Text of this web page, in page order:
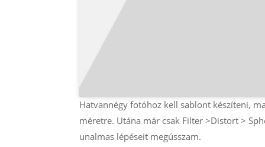
Hatvannégy fotóhoz kell sablont készíteni,
méretre. Utána már csak Filter >Distort >
unalmas lépéseit megússzam.